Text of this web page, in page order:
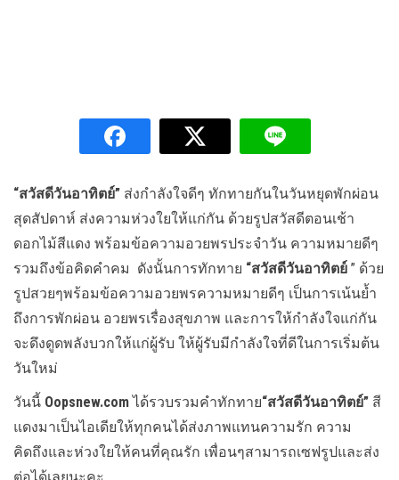
“สวัสดีวันอาทิตย์” ส่งกำลังใจดีๆ ทักทายกันในวันหยุดพักผ่อน
สุดสัปดาห์ ส่งความห่วงใยให้แก่กัน ด้วยรูปสวัสดีตอนเช้า
ดอกไม้สีแดง พร้อมข้อความอวยพรประจำวัน ความหมายดีๆ
รวมถึงข้อคิดคำคม ดังนั้นการทักทาย “สวัสดีวันอาทิตย์ ” ด้วย
รูปสวยๆพร้อมข้อความอวยพรความหมายดีๆ เป็นการเน้นย้ำ
ถึงการพักผ่อน อวยพรเรื่องสุขภาพ และการให้กำลังใจแก่กัน
จะดึงดูดพลังบวกให้แก่ผู้รับ ให้ผู้รับมีกำลังใจที่ดีในการเริ่มต้น
วันใหม่
วันนี้ Oopsnew.comได้รวบรวมคำทักทาย“สวัสดีวันอาทิตย์” สี
แดงมาเป็นไอเดียให้ทุกคนได้ส่งภาพแทนความรัก ความ
คิดถึงและห่วงใยให้คนที่คุณรัก เพื่อนๆสามารถเซฟรูปและส่ง